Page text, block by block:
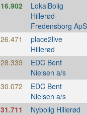
16.902 LokalBolig
Hillerød-
Fredensborg ApS
26.471 place2live
Hillerød
28.339 EDC Bent
Nielsen a/s
30.072 EDC Bent
Nielsen a/s
31.711 Nybolig Hillerød